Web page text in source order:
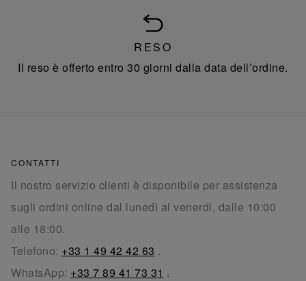
RESO
Il reso è offerto entro 30 giorni dalla data dell’ordine.
CONTATTI
Il nostro servizio clienti è disponibile per assistenza
sugli ordini online dal lunedì al venerdì, dalle 10:00
alle 18:00.
Telefono: +33 1 49 42 42 63 .
WhatsApp: +33 7 89 41 73 31 .